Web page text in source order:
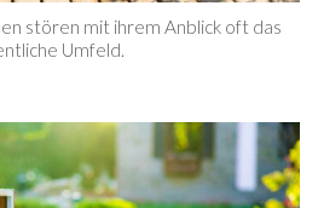
stören mit ihrem Anblick oft das
Umfeld.